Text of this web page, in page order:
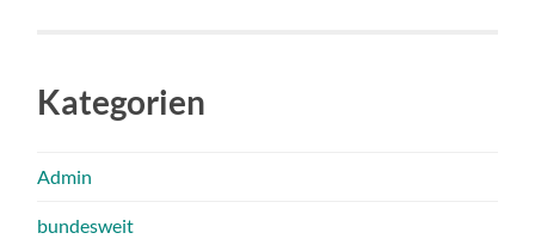
Kategorien
Admin
bundesweit